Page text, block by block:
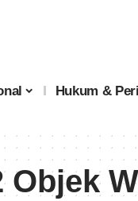
Hukum &
Objek